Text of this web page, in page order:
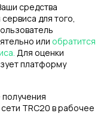
средства
для того,
или обратится
Для оценки
платформу
TRC20 в рабочее